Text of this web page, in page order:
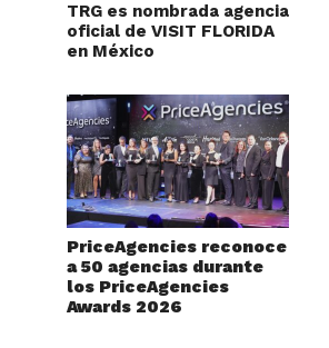
TRG es nombrada agencia
oficial de VISIT FLORIDA
en México
PriceAgencies reconoce
a 50 agencias durante
los PriceAgencies
Awards 2026